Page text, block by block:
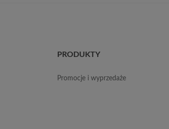
PRODUKTY
promocje i wyprzedaże